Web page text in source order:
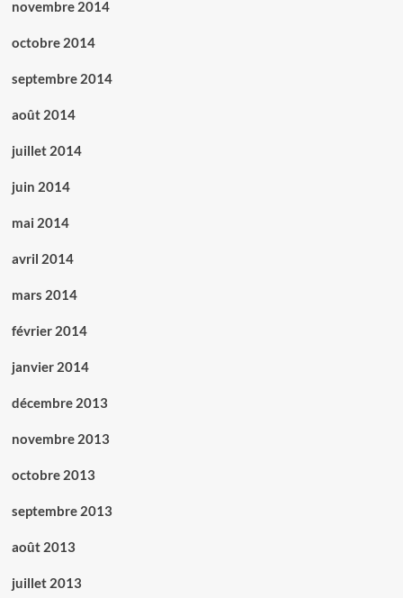
novembre 2014
octobre 2014
septembre 2014
août 2014
juillet 2014
juin 2014
mai 2014
avril 2014
mars 2014
février 2014
janvier 2014
décembre 2013
novembre 2013
octobre 2013
septembre 2013
août 2013
juillet 2013